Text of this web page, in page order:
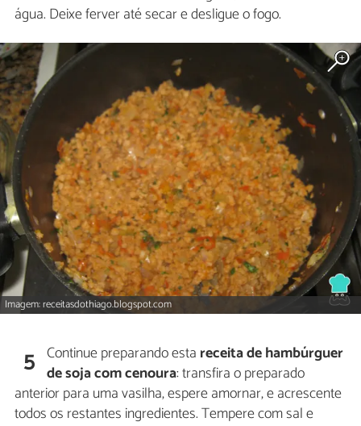
água. Deixe ferver até secar e desligue o fogo.
Imagem: receitasdothiago.blogspot.com
5 Continue preparando esta receita de hambúrguer
de soja com cenoura: transfira o preparado
anterior para uma vasilha, espere amornar, e acrescente
todos os restantes ingredientes. Tempere com sal e